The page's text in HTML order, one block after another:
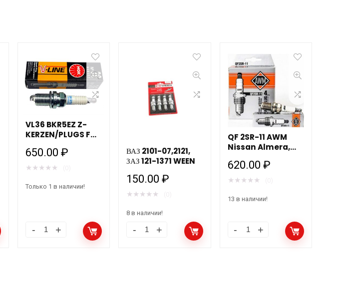
VL36 BKR5EZ Z-
KERZEN/PLUGS F
RENAULT)
650.00₽
★ ★ ★ ★ ★
Только 1 в наличии!
ВАЗ 2101-07,2121,
ЗАЗ 121-1371 WEEN
150.00₽
★ ★ ★ ★ ★
8 в наличии!
QF 2SR-11 AWM
Nissan Almera,
Gets, Elantra, Kia
Rio 1.4, 1.6, Mazda 3
620.00 ₽
★ ★ ★ ★ ★
13 в наличии!